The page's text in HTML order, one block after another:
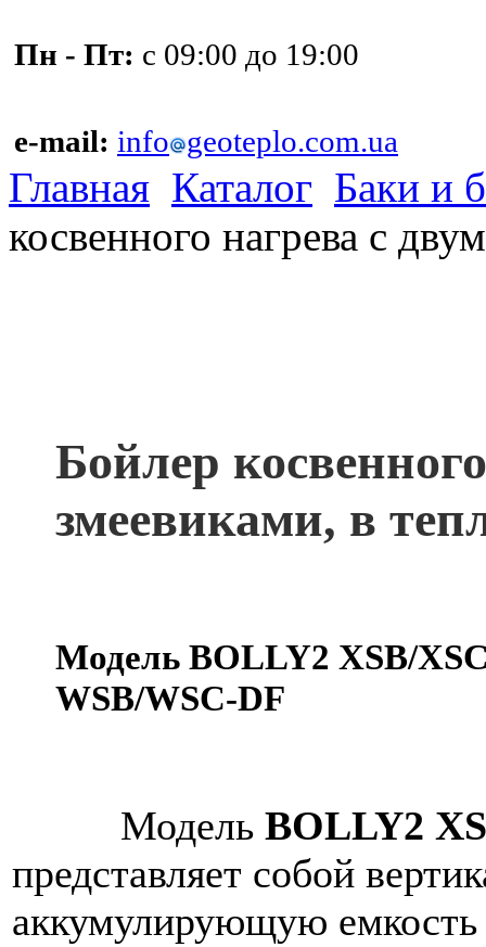
Пн - Пт: с 09:00 до 19:00
e-mail: info geoteplo.com.ua
Главная Каталог Баки и
косвенного нагрева с
Бойлер
змеевиками, в
Модель BOLLY2 XSB/
WSB/WSC-DF
Модель BOLLY2
представляет собой
аккумулирующую